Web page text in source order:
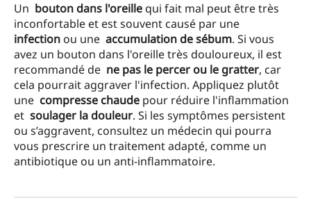
Un bouton dans l'oreillequi fait mal peut être très
inconfortable et est souvent causé par une
infectionou une accumulation de sébum. Si vous
avez un bouton dans l'oreille très douloureux, il est
recommandé de ne pas le percer ou le gratter, car
cela pourrait aggraver l'infection. Appliquez plutôt
une compresse chaude pour réduire l'inflammation
et soulager la douleur. Si les symptômes persistent
ou s’aggravent, consultez un médecin qui pourra
vous prescrire un traitement adapté, comme un
antibiotique ou un anti-inflammatoire.